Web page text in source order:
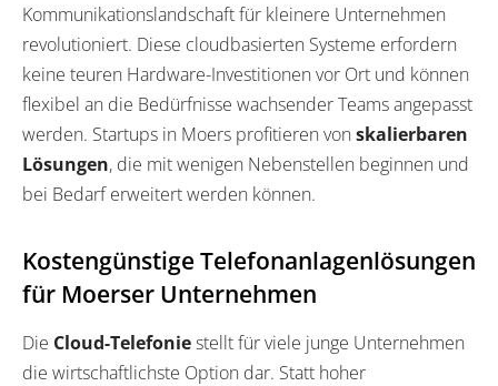
Kommunikationslandschaft für kleinere Unternehmen
revolutioniert. Diese cloudbasierten Systeme erfordern
keine teuren Hardware-Investitionen vor Ort und können
flexibel an die Bedürfnisse wachsender Teams angepasst
werden. Startups in Moers profitieren vonskalierbaren
Lösungen, die mit wenigen Nebenstellen beginnen und
bei Bedarf erweitert werden können.
Kostengünstige Telefonanlagenlösungen
für Moerser Unternehmen
Die Cloud-Telefoniestellt für viele junge Unternehmen
die wirtschaftlichste Option dar. Statt hoher